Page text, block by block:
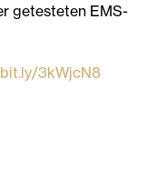
getesteten EMS-
3kWjcN8